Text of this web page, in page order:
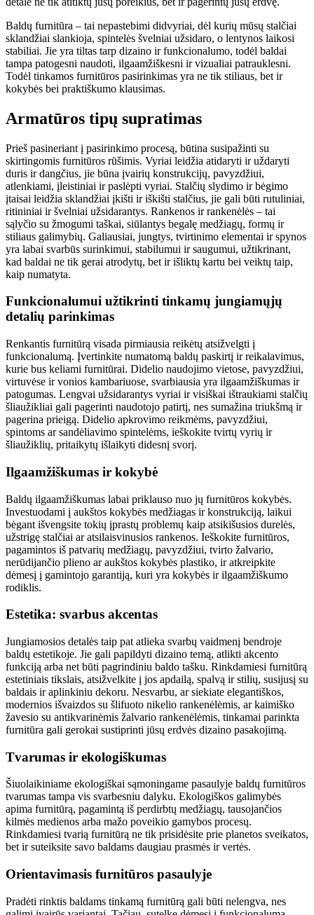
Baldų furnitūra – tai nepastebimi didvyriai, dėl kurių mūsų stalčiai
sklandžiai slankioja, spintelės švelniai užsidaro, o lentynos laikosi
stabiliai. Jie yra tiltas tarp dizaino ir funkcionalumo, todėl baldai
tampa patogesni naudoti, ilgaamžiškesni ir vizualiai patrauklesni.
Todėl tinkamos furnitūros pasirinkimas yra ne tik stiliaus, bet ir
kokybės bei praktiškumo klausimas.
Armatūros tipų supratimas
Prieš pasineriant į pasirinkimo procesą, būtina susipažinti su
skirtingomis furnitūros rūšimis. Vyriai leidžia atidaryti ir uždaryti
duris ir dangčius, jie būna įvairių konstrukcijų, pavyzdžiui,
atlenkiami, įleistiniai ir paslėpti vyriai. Stalčių slydimo ir bėgimo
įtaisai leidžia sklandžiai įkišti ir iškišti stalčius, jie gali būti rutuliniai,
ritininiai ir švelniai užsidarantys. Rankenos ir rankenėlės – tai
sąlyčio su žmogumi taškai, siūlantys begalę medžiagų, formų ir
stiliaus galimybių. Galiausiai, jungtys, tvirtinimo elementai ir spynos
yra labai svarbūs surinkimui, stabilumui ir saugumui, užtikrinant,
kad baldai ne tik gerai atrodytų, bet ir išliktų kartu bei veiktų taip,
kaip numatyta.
Funkcionalumui užtikrinti tinkamų jungiamųjų
detalių parinkimas
Renkantis furnitūrą visada pirmiausia reikėtų atsižvelgti į
funkcionalumą. Įvertinkite numatomą baldų paskirtį ir reikalavimus,
kurie bus keliami furnitūrai. Didelio naudojimo vietose, pavyzdžiui,
virtuvėse ir vonios kambariuose, svarbiausia yra ilgaamžiškumas ir
patogumas. Lengvai užsidarantys vyriai ir visiškai ištraukiami stalčių
šliaužikliai gali pagerinti naudotojo patirtį, nes sumažina triukšmą ir
pagerina prieigą. Didelio apkrovimo reikmėms, pavyzdžiui,
spintoms ar sandėliavimo spintelėms, ieškokite tvirtų vyrių ir
šliaužiklių, pritaikytų išlaikyti didesnį svorį.
Ilgaamžiškumas ir kokybė
Baldų ilgaamžiškumas labai priklauso nuo jų furnitūros kokybės.
Investuodami į aukštos kokybės medžiagas ir konstrukciją, laikui
bėgant išvengsite tokių įprastų problemų kaip atsikišusios durelės,
užstrigę stalčiai ar atsilaisvinusios rankenos. Ieškokite furnitūros,
pagamintos iš patvarių medžiagų, pavyzdžiui, tvirto žalvario,
nerūdijančio plieno ar aukštos kokybės plastiko, ir atkreipkite
dėmesį į gamintojo garantiją, kuri yra kokybės ir ilgaamžiškumo
rodiklis.
Estetika: svarbus akcentas
Jungiamosios detalės taip pat atlieka svarbų vaidmenį bendroje
baldų estetikoje. Jie gali papildyti dizaino temą, atlikti akcento
funkciją arba net būti pagrindiniu baldo tašku. Rinkdamiesi furnitūrą
estetiniais tikslais, atsižvelkite į jos apdailą, spalvą ir stilių, susijusį su
baldais ir aplinkiniu dekoru. Nesvarbu, ar siekiate elegantiškos,
modernios išvaizdos su šlifuoto nikelio rankenėlėmis, ar kaimiško
žavesio su antikvarinėmis žalvario rankenėlėmis, tinkamai parinkta
furnitūra gali gerokai sustiprinti jūsų erdvės dizaino pasakojimą.
Tvarumas ir ekologiškumas
Šiuolaikiniame ekologiškai sąmoningame pasaulyje baldų furnitūros
tvarumas tampa vis svarbesniu dalyku. Ekologiškos galimybės
apima furnitūrą, pagamintą iš perdirbtų medžiagų, tausojančios
kilmės medienos arba mažo poveikio gamybos procesų.
Rinkdamiesi tvarią furnitūrą ne tik prisidėsite prie planetos sveikatos,
bet ir suteiksite savo baldams daugiau prasmės ir vertės.
Orientavimasis furnitūros pasaulyje
Pradėti rinktis baldams tinkamą furnitūrą gali būti nelengva, nes